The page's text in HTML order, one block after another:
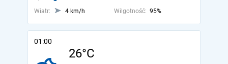
Wiatr:
4 km/h Wilgotność: 95%
01:00
26°C